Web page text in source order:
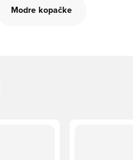
Modre kopačke